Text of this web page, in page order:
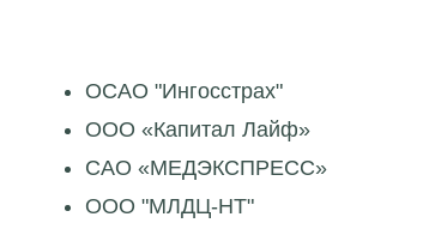
ОСАО "Ингосстрах"
ООО «Капитал Лайф»
САО «МЕДЭКСПРЕСС»
ООО "МЛДЦ-НТ"